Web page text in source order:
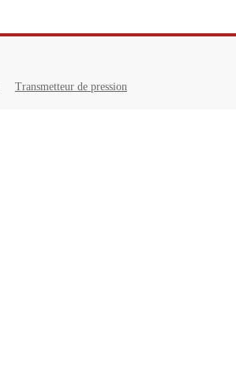
Transmetteur de pression